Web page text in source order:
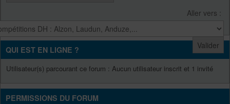
Aller vers :
QUI EST EN LIGNE ?
Utilisateur(s) parcourant ce forum : Aucun utilisateur inscrit et 1 invité
PERMISSIONS DU FORUM